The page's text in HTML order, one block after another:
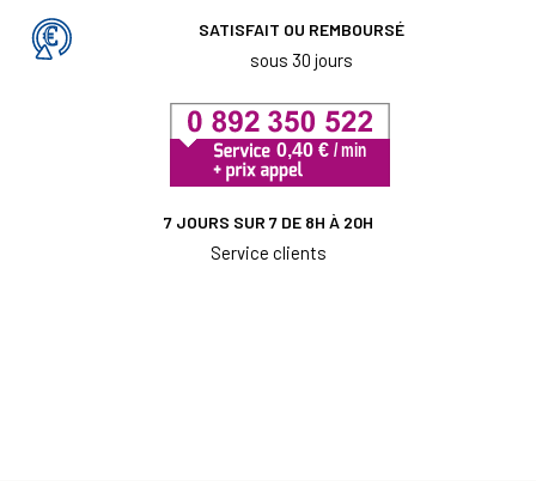
SATISFAIT OU REMBOURSÉ
sous 30 jours
7 JOURS SUR 7 DE 8H À 20H
Service clients